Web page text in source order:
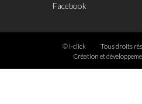
Facebook
© i-click
Tous droits
Création et